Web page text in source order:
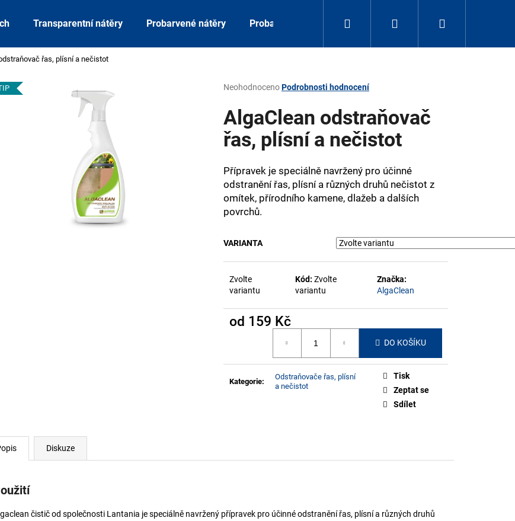
Transparentní nátěry Probarvené nátěry Probarvené omítky Odstraňovače řas, plísní a nečistot
Hledat PřihlášeníNákupní
řas, plísní a nečistot
Průměrné
produktu
je
0,0
hvězdiček.
NeohodnocenoPodrobnosti hodnocení
AlgaClean odstraňovač
řas, plísní a nečistot
Přípravek je speciálně navržený pro účinné
odstranění řas, plísní a různých druhů nečistot z
omítek, přírodního kamene, dlažeb a dalších
povrchů.
VARIANTA
Zvolte
variantu
Kód: Zvolte
variantu
Značka:
AlgaClean
od 159 Kč
DO KOŠÍKU
Kategorie:
Odstraňovače řas, plísní
a nečistot
Tisk
Zeptat se
Sdílet
Diskuze
čistič od společnosti Lantania je speciálně navržený přípravek pro účinné odstranění řas, plísní a různých druhů
Co potřebujete najít?
Doporučujeme
A NEČISTOT